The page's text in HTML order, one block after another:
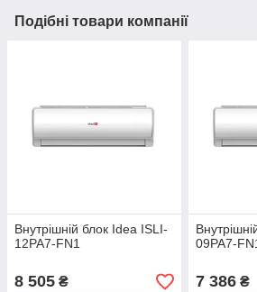
Подібні товари компанії
Внутрішній блок Idea ISLI-
12PA7-FN1
8 505 ₴
09PA7-
7 386₴